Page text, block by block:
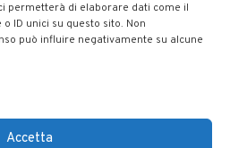
permetterà di elaborare dati come il
ID unici su questo sito. Non
può influire negativamente su alcune
Accetta
| Accessibilità